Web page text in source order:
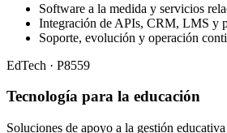
Software a la medida y servicios
Integración de APIs, CRM, LMS y
Soporte, evolución y operación
EdTech · P8559
Tecnología para la educación
Soluciones de apoyo a la gestión